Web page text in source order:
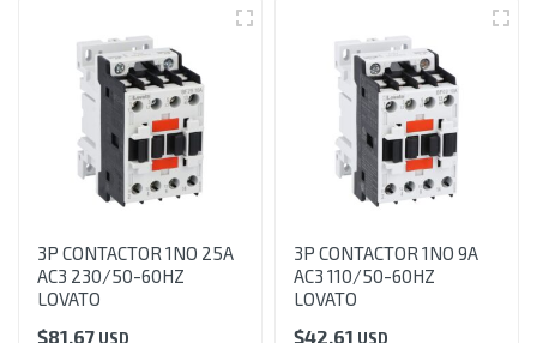
3P CONTACTOR 1NO 25A
AC3 230/50-60HZ
LOVATO
$81.67 USD
3P CONTACTOR 1NO 9A
AC3 110/50-60HZ
LOVATO
$42.61 USD